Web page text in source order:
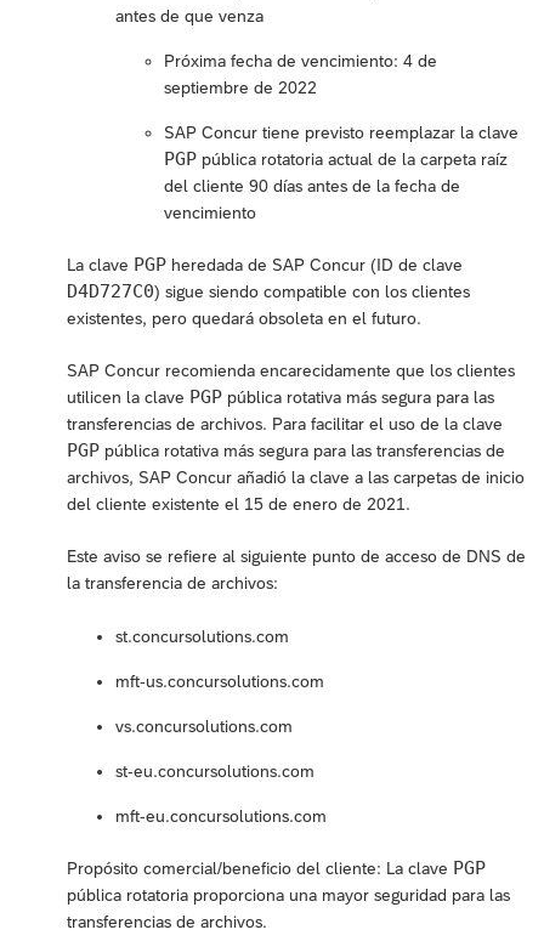
antes de que venza
Próxima fecha de vencimiento: 4 de
septiembre de 2022
SAP Concur tiene previsto reemplazar la clave
PGP pública rotatoria actual de la carpeta raíz
del cliente 90 días antes de la fecha de
vencimiento
La clave PGP heredada de SAP Concur (ID de clave
D4D727C0) sigue siendo compatible con los clientes
existentes, pero quedará obsoleta en el futuro.
SAP Concur recomienda encarecidamente que los clientes
utilicen la clave PGP pública rotativa más segura para las
transferencias de archivos. Para facilitar el uso de la clave
PGP pública rotativa más segura para las transferencias de
archivos, SAP Concur añadió la clave a las carpetas de inicio
del cliente existente el 15 de enero de 2021.
Este aviso se refiere al siguiente punto de acceso de DNS de
la transferencia de archivos:
st.concursolutions.com
mft-us.concursolutions.com
vs.concursolutions.com
st-eu.concursolutions.com
mft-eu.concursolutions.com
Propósito comercial/beneficio del cliente: La clave PGP
pública rotatoria proporciona una mayor seguridad para las
transferencias de archivos.